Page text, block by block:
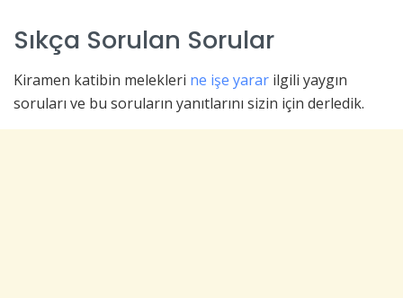
Sıkça Sorulan Sorular
Kiramen katibin melekleri ne işe yarar ilgili yaygın
soruları ve bu soruların yanıtlarını sizin için derledik.